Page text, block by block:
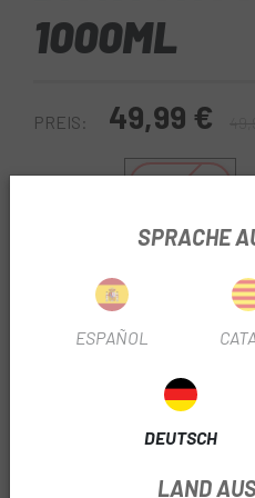
1000ML
PREIS: 49,99 €
DX54030131
Nicht
finden Sie alles
Ihr Fahrrad für die nächste
Tubes. Im Gegensatz zu
SPRACHE
ESPAÑOL
DEUTSCH
LAND